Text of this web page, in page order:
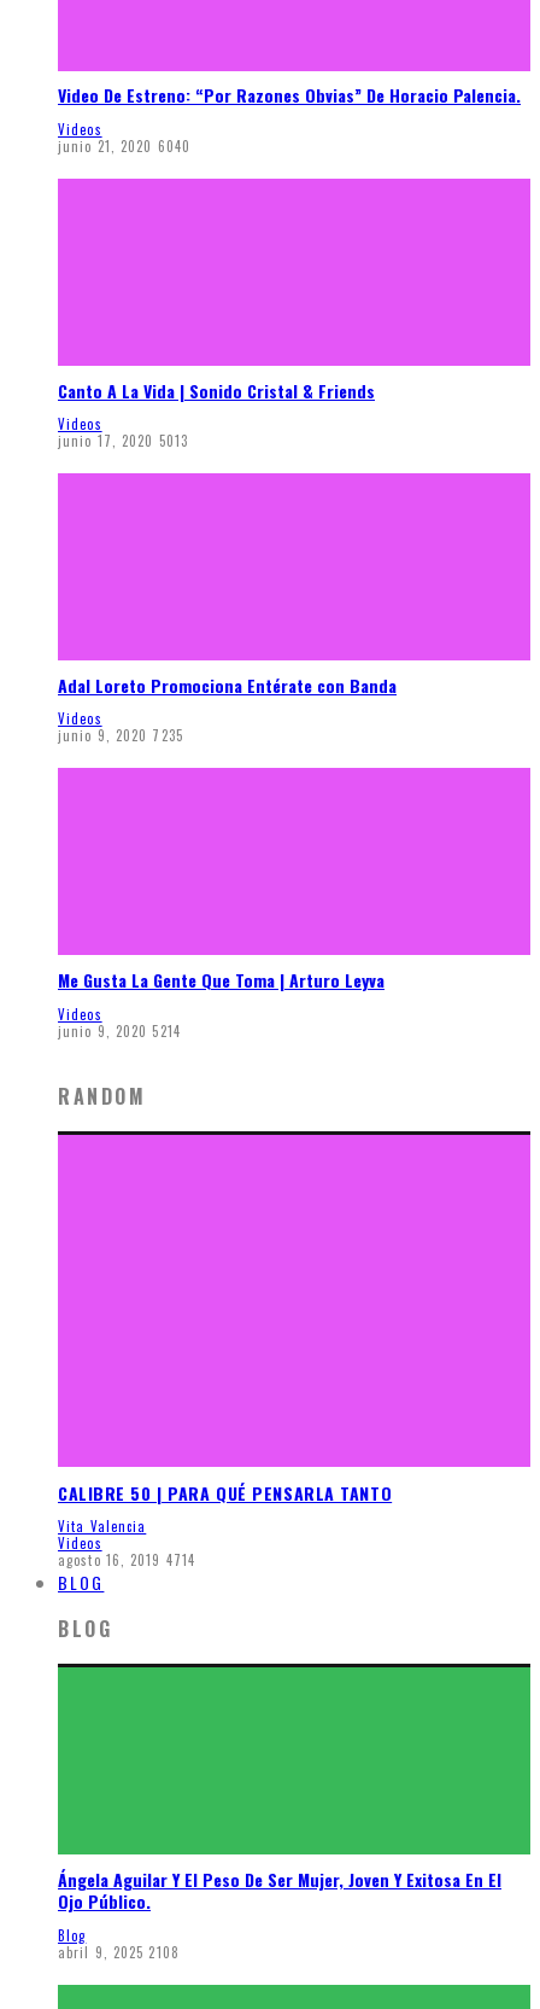
Video De Estreno: “Por Razones Obvias” De Horacio Palencia.
Videos
junio 21, 2020 6040
Canto A La Vida | Sonido Cristal & Friends
Videos
junio 17, 2020 5013
Adal Loreto Promociona Entérate con Banda
Videos
junio 9, 2020 7235
Me Gusta La Gente Que Toma | Arturo Leyva
Videos
junio 9, 2020 5214
RANDOM
CALIBRE 50 | PARA QUÉ PENSARLA TANTO
Vita Valencia
Videos
agosto 16, 2019 4714
BLOG
BLOG
Ángela Aguilar Y El Peso De Ser Mujer, Joven Y Exitosa En El
Ojo Público.
Blog
abril 9, 2025 2108